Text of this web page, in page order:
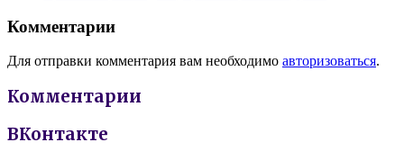
Комментарии
Для отправки комментария вам необходимо авторизоваться.
Комментарии
ВКонтакте